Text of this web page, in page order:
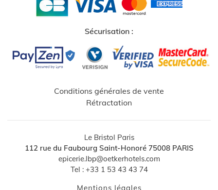
Sécurisation :
Conditions générales de vente
Rétractation
Le Bristol Paris
112 rue du Faubourg Saint-Honoré 75008 PARIS
epicerie.lbp@oetkerhotels.com
Tel : +33 1 53 43 43 74
Mentions légales